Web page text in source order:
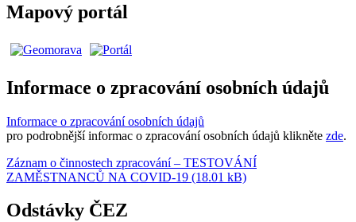
Mapový portál
Informace o zpracování osobních údajů
Informace o zpracování osobních údajů
pro podrobnější informac o zpracování osobních údajů klikněte zde.
Záznam o činnostech zpracování – TESTOVÁNÍ
ZAMĚSTNANCŮ NA COVID-19 (18.01 kB)
Odstávky ČEZ